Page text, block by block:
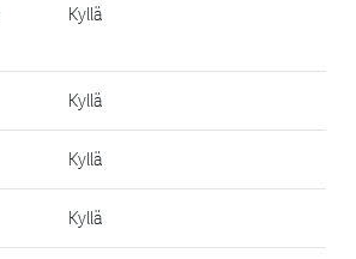
Kyllä
Kyllä
Kyllä
Kyllä